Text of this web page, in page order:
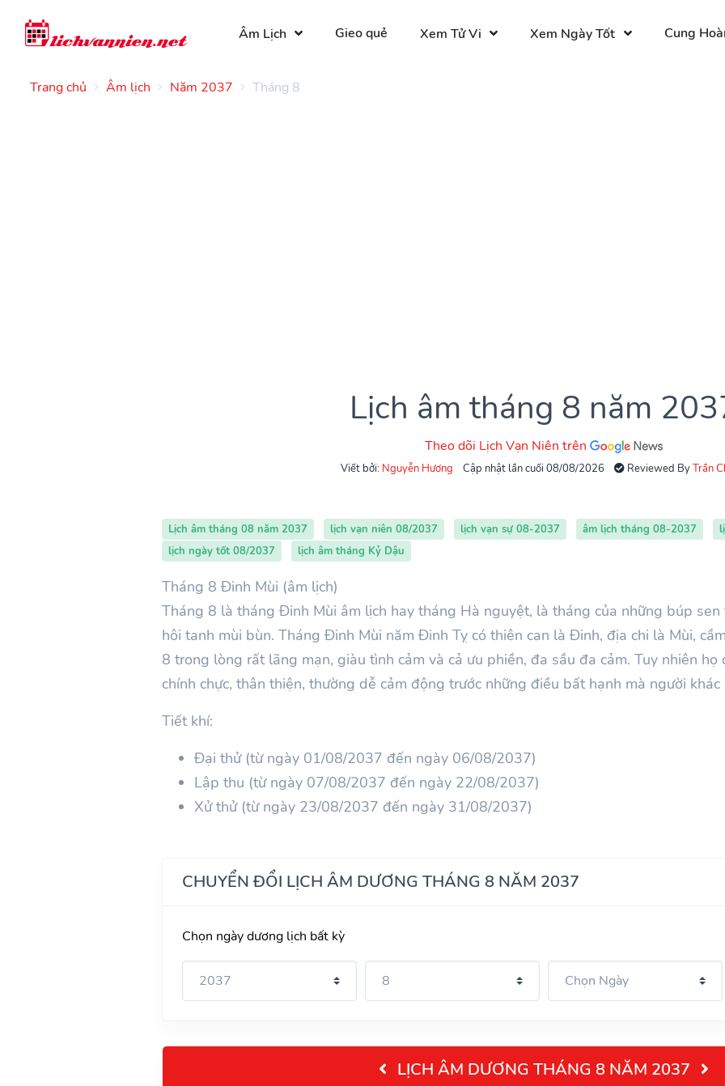
Âm Lịch Gieo quẻ Xem Tử Vi Xem Ngày Tốt Cung
Trang chủ Âm lịch Năm 2037 Tháng 8
Lịch âm tháng 8 năm
Theo dõi Lịch Vạn Niên trên
Viết bởi: Nguyễn Hương Cập nhật lần cuối 08/08/2026 Reviewed ByTrần
Lịch âm tháng 08 năm 2037 lịch vạn niên 08/2037 lịch vạn sự 08-2037 âm lịch tháng 08-2037
lịch ngày tốt 08/2037
lịch âm tháng Kỷ Dậu
Tháng 8 Đinh Mùi (âm lịch)
Tháng 8 là tháng Đinh Mùi âm lịch hay tháng Hà nguyệt, là tháng của những búp
hôi tanh mùi bùn. Tháng Đinh Mùi năm Đinh Tỵ có thiên can là Đinh, địa chi là Mùi,
8 trong lòng rất lãng mạn, giàu tình cảm và cả ưu phiền, đa sầu đa cảm. Tuy nhiên
chính chực, thân thiện, thường dễ cảm động trước những điều bất hạnh mà người
Tiết khí:
Đại thử (từ ngày 01/08/2037 đến ngày 06/08/2037)
Lập thu (từ ngày 07/08/2037 đến ngày 22/08/2037)
Xử thử (từ ngày 23/08/2037 đến ngày 31/08/2037)
CHUYỂN ĐỔI LỊCH ÂM DƯƠNG THÁNG 8 NĂM 2037
Chọn ngày dương lịch bất kỳ
LỊCH ÂM DƯƠNG THÁNG 8 NĂM 2037